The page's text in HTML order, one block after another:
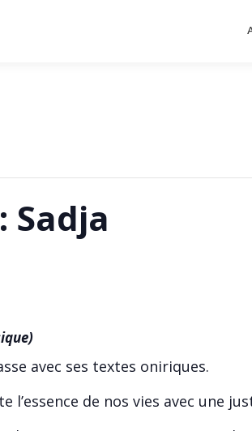
Sadja
avec ses textes oniriques.
l’essence de nos vies avec une